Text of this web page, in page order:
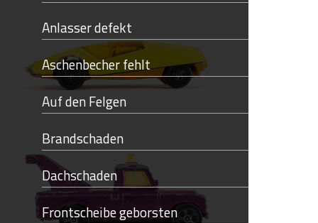
Anlasser defekt
Aschenbecher fehlt
Auf den Felgen
Brandschaden
Dachschaden
Frontscheibe geborsten